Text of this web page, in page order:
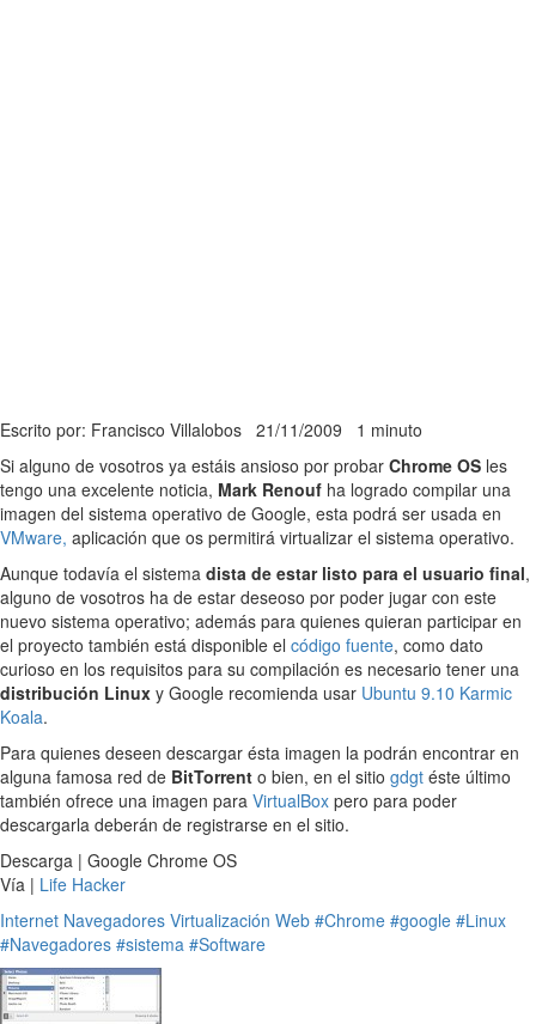
Escrito por: Francisco Villalobos 21/11/2009 1 minuto
Si alguno de vosotros ya estáis ansioso por probar Chrome OS les
tengo una excelente noticia, Mark Renouf ha logrado compilar una
imagen del sistema operativo de Google, esta podrá ser usada en
VMware, aplicación que os permitirá virtualizar el sistema operativo.
Aunque todavía el sistema dista de estar listo para el usuario final,
alguno de vosotros ha de estar deseoso por poder jugar con este
nuevo sistema operativo; además para quienes quieran participar en
el proyecto también está disponible el código fuente, como dato
curioso en los requisitos para su compilación es necesario tener una
distribución Linux y Google recomienda usar Ubuntu 9.10 Karmic
Koala.
Para quienes deseen descargar ésta imagen la podrán encontrar en
alguna famosa red de BitTorrent o bien, en el sitio gdgt éste último
también ofrece una imagen para VirtualBox pero para poder
descargarla deberán de registrarse en el sitio.
Descarga | Google Chrome OS
Vía | Life Hacker
Internet Navegadores Virtualización Web #Chrome #google #Linux
#Navegadores #sistema #Software